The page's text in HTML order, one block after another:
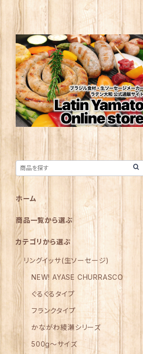
ホーム
商品一覧から選ぶ
カテゴリから選ぶ
リングイッサ(生ソーセージ)
NEW! AYASE CHURRASCO
ぐるぐるタイプ
フランクタイプ
かながわ綾瀬シリーズ
500g～サイズ